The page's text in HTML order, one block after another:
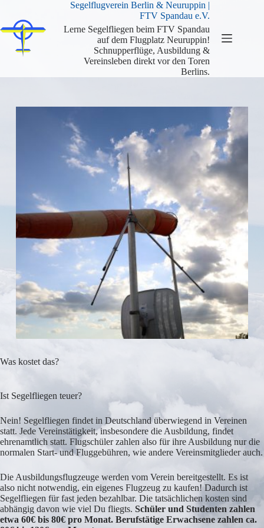
springen
Segelflugverein Berlin & Neuruppin |
FTV Spandau e.V.
Lerne Segelfliegen beim FTV Spandau
auf dem Flugplatz Neuruppin!
Schnupperflüge, Ausbildung &
Vereinsleben direkt vor den Toren
Berlins.
Was kostet das?
Ist Segelfliegen teuer?
Nein! Segelfliegen findet in Deutschland überwiegend in Vereinen
statt. Jede Vereinstätigkeit, insbesondere die Ausbildung, findet
ehrenamtlich statt. Flugschüler zahlen also für ihre Ausbildung nur die
normalen Start- und Fluggebühren, wie andere Vereinsmitglieder auch.
Die Ausbildungsflugzeuge werden vom Verein bereitgestellt. Es ist
also nicht notwendig, ein eigenes Flugzeug zu kaufen! Dadurch ist
Segelfliegen für fast jeden bezahlbar. Die tatsächlichen kosten sind
abhängig davon wie viel Du fliegts. Schüler und Studenten zahlen
etwa 60€ bis 80€ pro Monat. Berufstätige Erwachsene zahlen ca.